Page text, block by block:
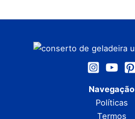
Navegação
Políticas
Termos